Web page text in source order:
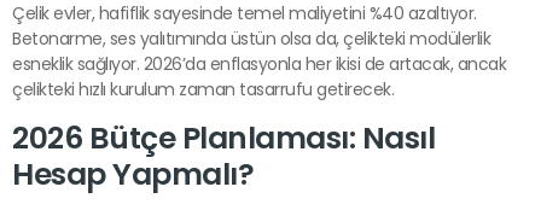
Çelik evler, hafiflik sayesinde temel maliyetini %40 azaltıyor.
Betonarme, ses yalıtımında üstün olsa da, çelikteki modülerlik
esneklik sağlıyor. 2026’da enflasyonla her ikisi de artacak, ancak
çelikteki hızlı kurulum zaman tasarrufu getirecek.
2026 Bütçe Planlaması: Nasıl
Hesap Yapmalı?